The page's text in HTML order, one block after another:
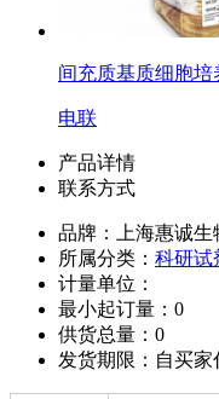
间充质基质细胞培
电联
产品详情
联系方式
品牌：上海惠诚生
所属分类： 科研试
计量单位：
最小起订量：0
供货总量：0
发货期限：自买